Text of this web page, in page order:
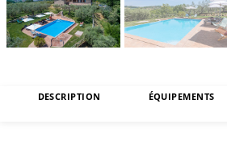
DESCRIPTION ÉQUIPEMENTS